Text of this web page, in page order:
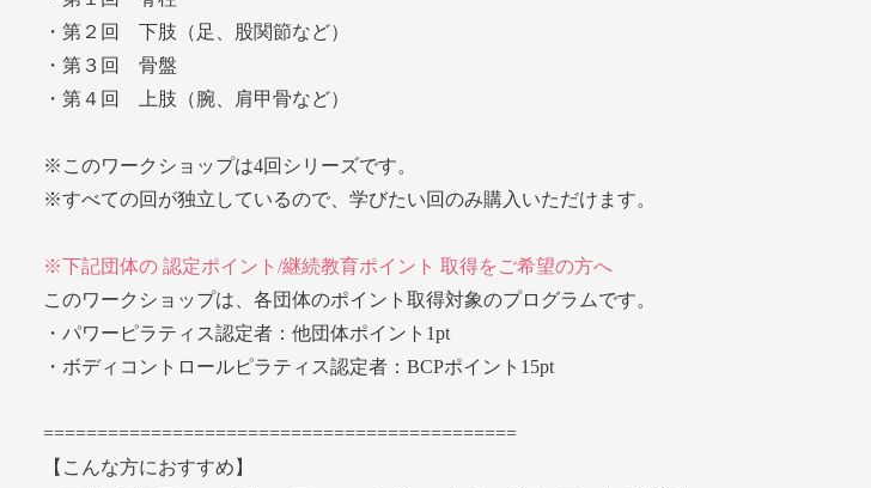
・第２回 下肢（足、股関節など）
・第３回 骨盤
・第４回 上肢（腕、肩甲骨など）
※このワークショップは4回シリーズです。
※すべての回が独立しているので、学びたい回のみ購入いただけます。
※下記団体の 認定ポイント/継続教育ポイント 取得をご希望の方へ
このワークショップは、各団体のポイント取得対象のプログラムです。
・パワーピラティス認定者：他団体ポイント1pt
・ボディコントロールピラティス認定者：BCPポイント15pt
============================================
【こんな方におすすめ】